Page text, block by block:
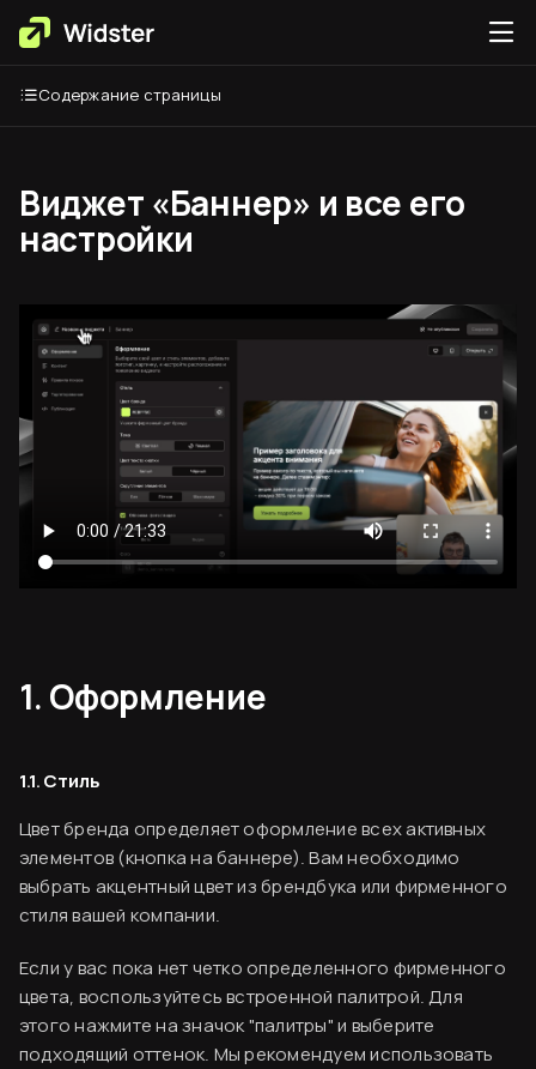
Виджет «Баннер» и все его
настройки
1. Оформление
1.1. Стиль
Цвет бренда определяет оформление всех активных
элементов (кнопка на баннере). Вам необходимо
выбрать акцентный цвет из брендбука или фирменного
стиля вашей компании.
Если у вас пока нет четко определенного фирменного
цвета, воспользуйтесь встроенной палитрой. Для
этого нажмите на значок "палитры" и выберите
подходящий оттенок. Мы рекомендуем использовать
Содержание страницы